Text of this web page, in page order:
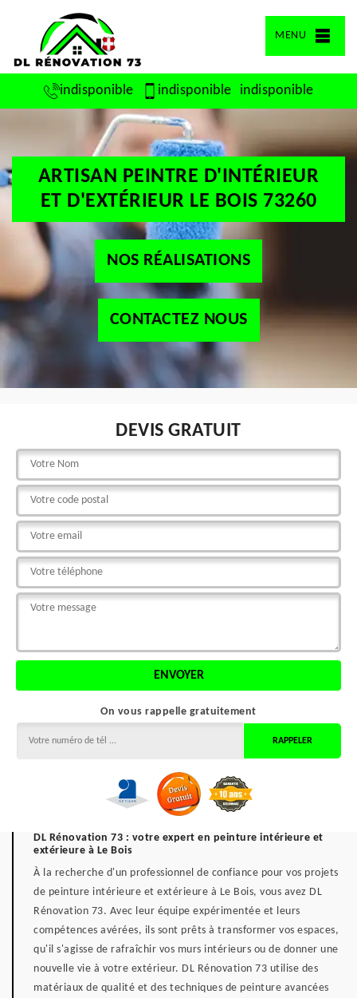
MENU
indisponible indisponible indisponible
ARTISAN PEINTRE D'INTÉRIEUR
ET D'EXTÉRIEUR LE BOIS 73260
NOS RÉALISATIONS
CONTACTEZ NOUS
DEVIS GRATUIT
On vous rappelle gratuitement
DL Rénovation 73 : votre expert en peinture intérieure et
extérieure à Le Bois
À la recherche d'un professionnel de confiance pour vos projets
de peinture intérieure et extérieure à Le Bois, vous avez DL
Rénovation 73. Avec leur équipe expérimentée et leurs
compétences avérées, ils sont prêts à transformer vos espaces,
qu'il s'agisse de rafraîchir vos murs intérieurs ou de donner une
nouvelle vie à votre extérieur. DL Rénovation 73 utilise des
matériaux de qualité et des techniques de peinture avancées